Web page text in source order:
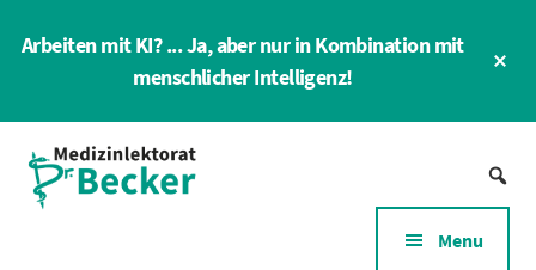
Arbeiten mit KI? ... Ja, aber nur in Kombination mit
menschlicher Intelligenz!
Additional
menu
Medizin-
Lektorat
Menu